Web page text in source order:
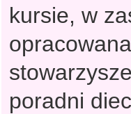
kursie, w
poradni